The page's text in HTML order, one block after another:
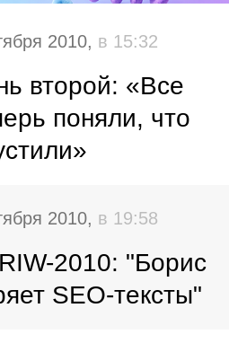
2010, в 15:32
второй: «Все
поняли, что
2010, в 19:58
2010: "Борис
SEO-тексты"